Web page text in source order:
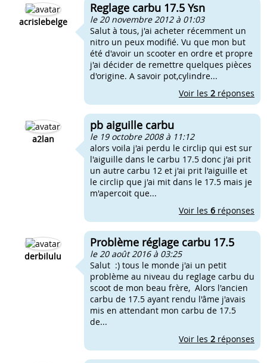
acrislebelge
Reglage carbu 17.5 Ysn
le 20 novembre 2012 à 01:03
Salut à tous, j'ai acheter récemment un
nitro un peux modifié. Vu que mon but
été d'avoir un scooter en ordre et propre
j'ai décider de remettre quelques pièces
d'origine. A savoir pot,cylindre...
Voir les 2 réponses
a2lan
pb aiguille carbu
le 19 octobre 2008 à 11:12
alors voila j'ai perdu le circlip qui est sur
l'aiguille dans le carbu 17.5 donc j'ai prit
un autre carbu 12 et j'ai prit l'aiguille et
le circlip que j'ai mit dans le 17.5 mais je
m'apercoit que...
Voir les 6 réponses
derbilulu
Problème réglage carbu 17.5
le 20 août 2016 à 03:25
Salut :) tous le monde j'ai un petit
problème au niveau du reglage carbu du
scoot de mon beau frère, Alors l'ancien
carbu de 17.5 ayant rendu l'âme j'avais
mis en attendant mon carbu de 17.5
de...
Voir les 2 réponses